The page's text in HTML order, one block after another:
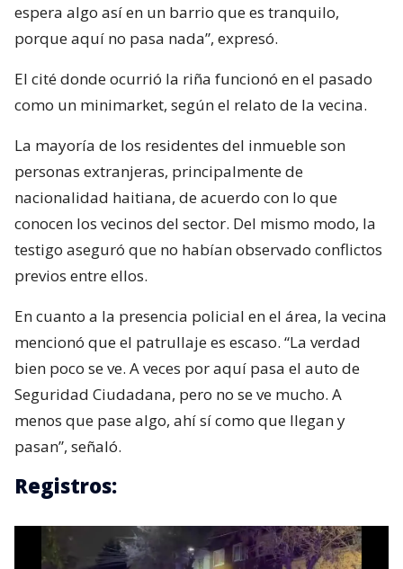
espera algo así en un barrio que es tranquilo,
porque aquí no pasa nada”, expresó.
El cité donde ocurrió la riña funcionó en el pasado
como un minimarket, según el relato de la vecina.
La mayoría de los residentes del inmueble son
personas extranjeras, principalmente de
nacionalidad haitiana, de acuerdo con lo que
conocen los vecinos del sector. Del mismo modo, la
testigo aseguró que no habían observado conflictos
previos entre ellos.
En cuanto a la presencia policial en el área, la vecina
mencionó que el patrullaje es escaso. “La verdad
bien poco se ve. A veces por aquí pasa el auto de
Seguridad Ciudadana, pero no se ve mucho. A
menos que pase algo, ahí sí como que llegan y
pasan”, señaló.
Registros: